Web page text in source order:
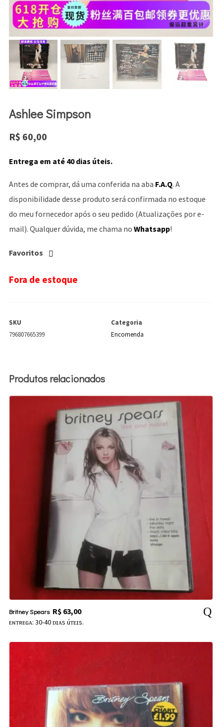
Ashlee Simpson
R$ 60,00
Entrega em até 40 dias úteis.
Antes de comprar, dá uma conferida na aba F.A.Q. A
disponibilidade desse produto será confirmada no estoque
do meu fornecedor após o seu pedido (Atualizações por e-
mail). Qualquer dúvida, me chama no Whatsapp!
Favoritos
Fora de estoque
SKU
796807665399
Categoria
Encomenda
Produtos relacionados
Britney Spears R$63,00
ᴇɴᴛʀᴇɢᴀ: 30-40 ᴅɪᴀs úᴛᴇɪs.